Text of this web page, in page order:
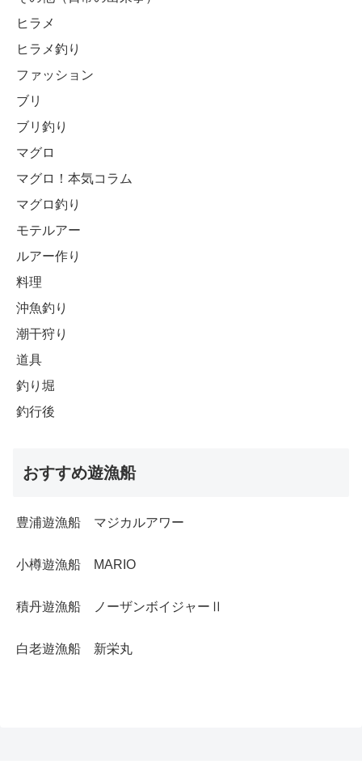
ヒラメ
ヒラメ釣り
ファッション
ブリ
ブリ釣り
マグロ
マグロ！本気コラム
マグロ釣り
モテルアー
ルアー作り
料理
沖魚釣り
潮干狩り
道具
釣り堀
釣行後
おすすめ遊漁船
豊浦遊漁船 マジカルアワー
小樽遊漁船 MARIO
積丹遊漁船 ノーザンボイジャーⅡ
白老遊漁船 新栄丸